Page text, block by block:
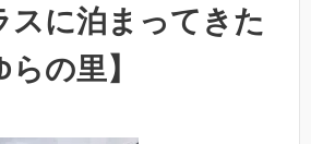
スに泊まってきた
の里】